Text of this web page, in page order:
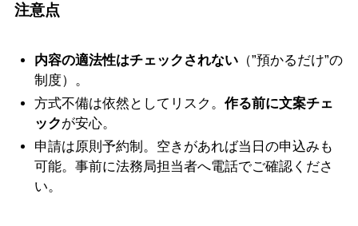
注意点
内容の適法性はチェックされない （”預かるだけ”の
制度）。
方式不備は依然としてリスク。作る前に文案チェ
ックが安心。
申請は原則予約制。空きがあれば当日の申込みも
可能。事前に法務局担当者へ電話でご確認くださ
い。